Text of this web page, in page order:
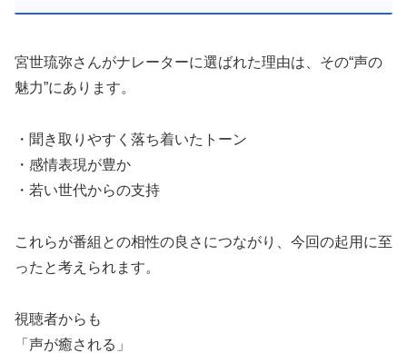
宮世琉弥さんがナレーターに選ばれた理由は、その“声の
魅力”にあります。
・聞き取りやすく落ち着いたトーン
・感情表現が豊か
・若い世代からの支持
これらが番組との相性の良さにつながり、今回の起用に至
ったと考えられます。
視聴者からも
「声が癒される」